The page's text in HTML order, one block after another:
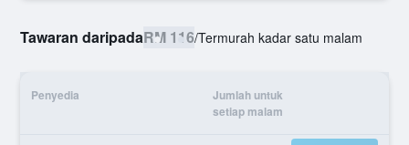
Tawaran daripadaRM 116/Termurah kadar satu malam
Penyedia
Jumlah untuk
setiap malam